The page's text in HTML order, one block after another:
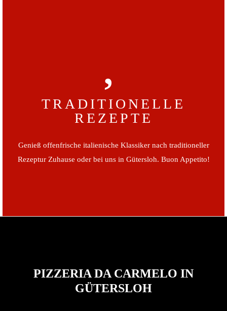
TRADITIONELLE
REZEPTE
Genieß offenfrische italienische Klassiker nach traditioneller
Rezeptur Zuhause oder bei uns in Gütersloh. Buon Appetito!
PIZZERIA DA CARMELO IN
GÜTERSLOH